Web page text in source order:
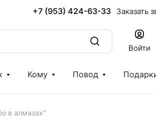
+7 (953) 424-63-33 Заказать
Войти
Кому Повод
в алмазах"